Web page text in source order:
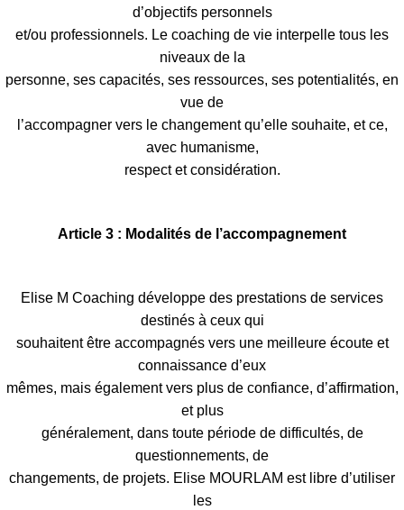
d’objectifs personnels
et/ou professionnels. Le coaching de vie interpelle tous les
niveaux de la
personne, ses capacités, ses ressources, ses potentialités, en
vue de
l’accompagner vers le changement qu’elle souhaite, et ce,
avec humanisme,
respect et considération.
Article 3 : Modalités de l’accompagnement
Elise M Coaching développe des prestations de services
destinés à ceux qui
souhaitent être accompagnés vers une meilleure écoute et
connaissance d’eux
mêmes, mais également vers plus de confiance, d’affirmation,
et plus
généralement, dans toute période de difficultés, de
questionnements, de
changements, de projets. Elise MOURLAM est libre d’utiliser
les